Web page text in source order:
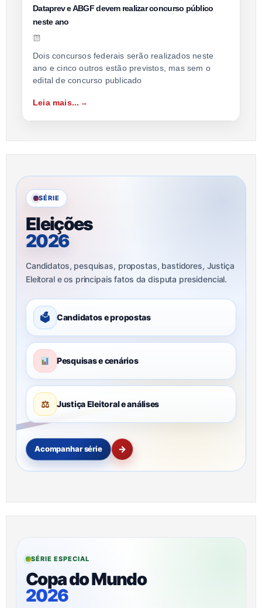
Dataprev e ABGF devem realizar concurso público
neste ano
Dois concursos federais serão realizados neste
ano e cinco outros estão previstos, mas sem o
edital de concurso publicado
Leia mais...
SÉRIE
Eleições
2026
Candidatos, pesquisas, propostas, bastidores, Justiça
Eleitoral e os principais fatos da disputa presidencial.
🗳 Candidatos e propostas
Pesquisas e cenários
⚖ Justiça Eleitoral e análises
Acompanhar série →
SÉRIE ESPECIAL
Copa do Mundo
2026